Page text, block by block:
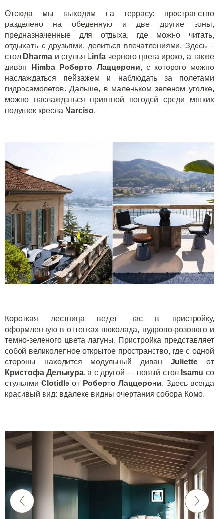
Отсюда мы выходим на террасу: пространство
разделено на обеденную и две другие зоны,
предназначенные для отдыха, где можно читать,
отдыхать с друзьями, делиться впечатлениями. Здесь –
стол Dharma и стулья Linfa черного цвета ироко, а также
диван
Himba Роберто Лаццерони, с которого можно
наслаждаться пейзажем и наблюдать за полетами
гидросамолетов. Дальше, в маленьком зеленом уголке,
можно наслаждаться приятной погодой среди мягких
подушек кресла Narciso.
Короткая лестница ведет нас в пристройку,
оформленную в оттенках шоколада, пудрово-розового и
темно-зеленого цвета лагуны. Пристройка представляет
собой великолепное открытое пространство, где с одной
стороны находится модульный диванJulietteот
Кристофа Делькура, а с другой — новый стол Isamuсо
стульямиClotidleот Роберто Лаццерони. Здесь всегда
красивый вид: вдалеке видны очертания собора Комо.